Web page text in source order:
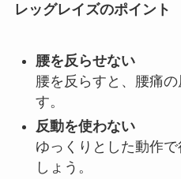
レッグレイズのポイント
腰を反らせない
腰を反らすと、腰痛
す。
反動を使わない
ゆっくりとした動作
しょう。